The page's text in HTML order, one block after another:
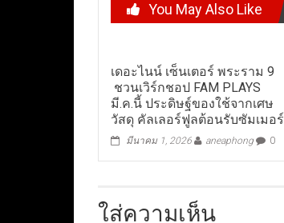
You May Also Like
เดอะไนน์ เซ็นเตอร์ พระราม 9
ชวนเวิร์กชอป FAM PLAYS
มี.ค.นี้ ประดิษฐ์ของใช้จากเศษ
วัสดุ คัลเลอร์ฟูลต้อนรับซัมเมอร์
มีนาคม 1, 2026 aneaphong 0
ใส่ความเห็น